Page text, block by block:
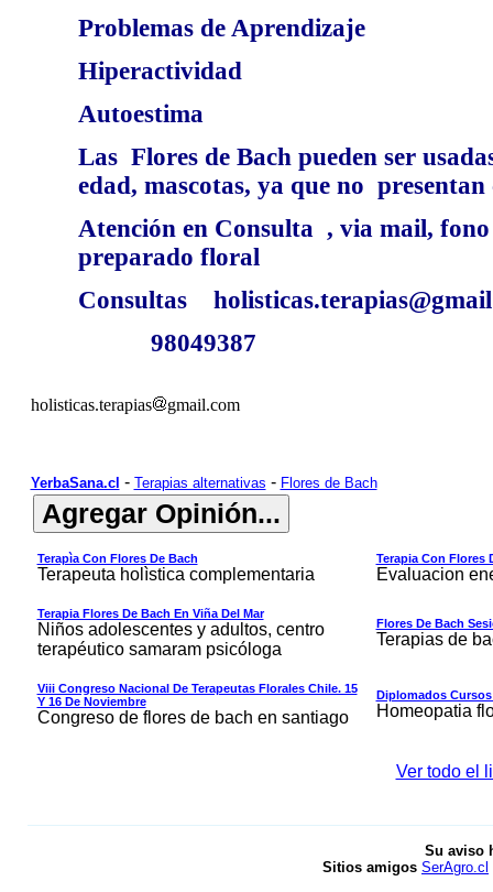
Problemas de Aprendizaje
Hiperactividad
Autoestima
Las Flores de Bach pueden ser
edad, mascotas, ya que no
Atención en Consulta , via mail,
preparado floral
Consultas
98049387
holisticas.terapias gmail.com
YerbaSana.cl - Terapias alternativas - Flores de Bach
Terapìa Con Flores De Bach
Terapeuta holìstica complementaria
Terapia Con Flores
Evaluacion
Terapia Flores De Bach En Viña Del Mar
Niños adolescentes y adultos, centro
terapéutico samaram psicóloga
Flores De Bach
Terapias de
Viii Congreso Nacional De Terapeutas Florales Chile. 15
Y 16 De Noviembre
Congreso de flores de bach en santiago
Diplomados
Homeopatia
Ver todo el
Su aviso
Sitios amigos SerAgro.cl